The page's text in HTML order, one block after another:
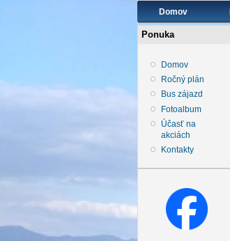
Hlavné menu
Domov
Ponuka
Domov
Ročný plán
Bus zájazd
Fotoalbum
Účasť na
akciách
Kontakty